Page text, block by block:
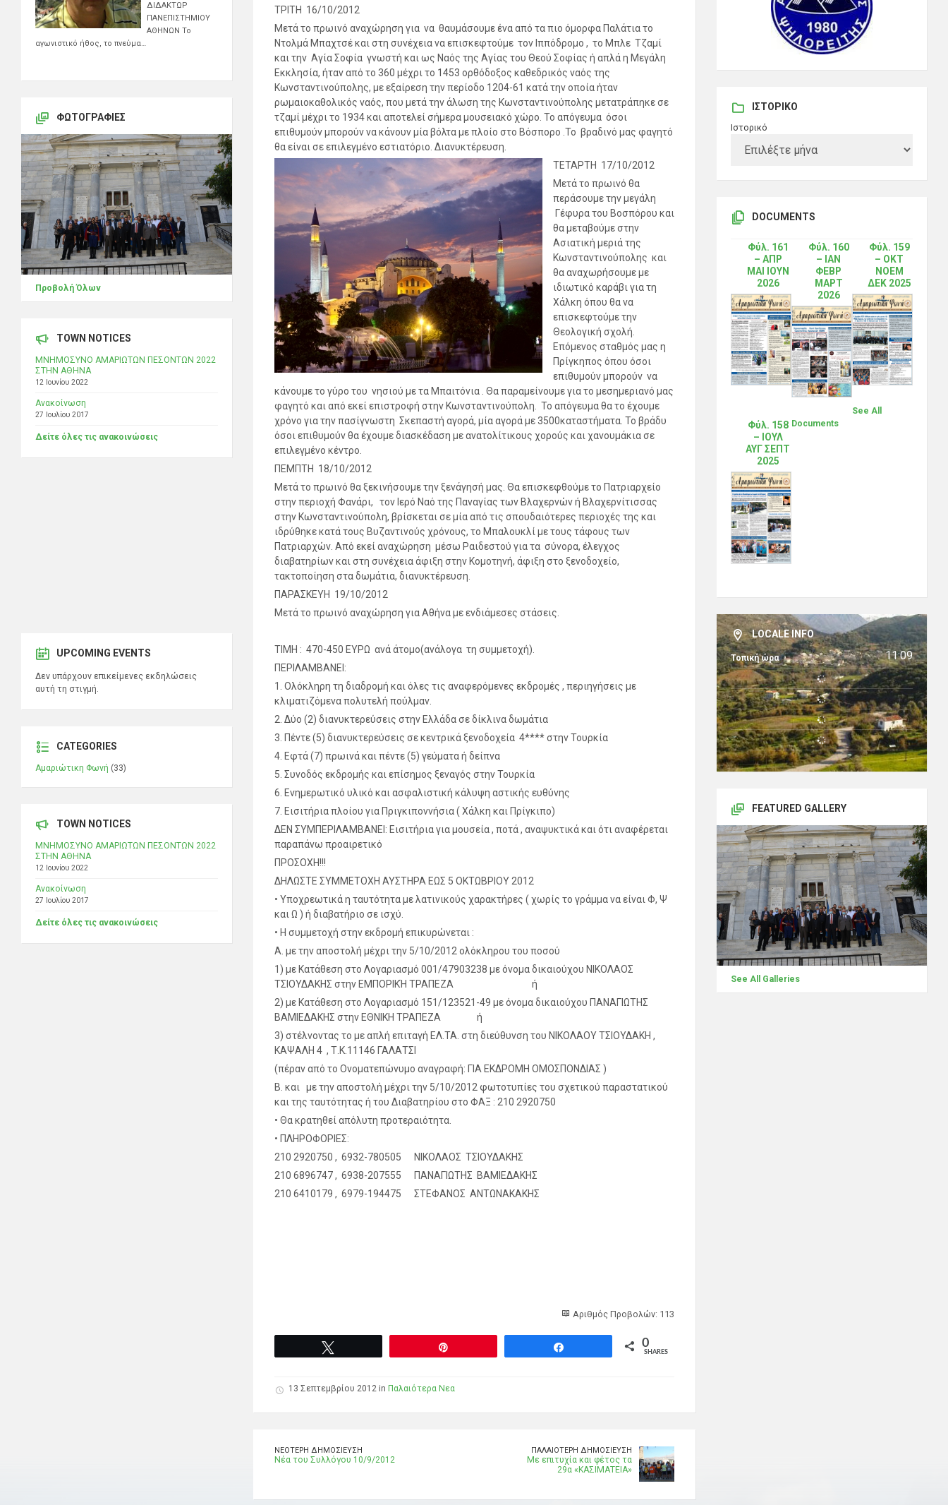
ΤΡΙΤΗ 16/10/2012
Μετά το πρωινό αναχώρηση για να θαυμάσουμε ένα από τα πιο όμορφα Παλάτια το
Ντολμά Μπαχτσέ και στη συνέχεια να επισκεφτούμε τον Ιππόδρομο , το Μπλε Τζαμί
και την Αγία Σοφία γνωστή και ως Ναός της Αγίας του Θεού Σοφίας ή απλά η Μεγάλη
Εκκλησία, ήταν από το 360 μέχρι το 1453 ορθόδοξος καθεδρικός ναός της
Κωνσταντινούπολης, με εξαίρεση την περίοδο 1204-61 κατά την οποία ήταν
ρωμαιοκαθολικός ναός, που μετά την άλωση της Κωνσταντινούπολης μετατράπηκε σε
τζαμί μέχρι το 1934 και αποτελεί σήμερα μουσειακό χώρο. Το απόγευμα όσοι
επιθυμούν μπορούν να κάνουν μία βόλτα με πλοίο στο Βόσπορο .Το βραδινό μας φαγητό
θα είναι σε επιλεγμένο εστιατόριο. Διανυκτέρευση.
ΤΕΤΑΡΤΗ 17/10/2012
Μετά το πρωινό θα
περάσουμε την μεγάλη
Γέφυρα του Βοσπόρου και
θα μεταβούμε στην
Ασιατική μεριά της
Κωνσταντινούπολης και
θα αναχωρήσουμε με
ιδιωτικό καράβι για τη
Χάλκη όπου θα να
επισκεφτούμε την
Θεολογική σχολή.
Επόμενος σταθμός μας η
Πρίγκηπος όπου όσοι
επιθυμούν μπορούν να
κάνουμε το γύρο του νησιού με τα Μπαιτόνια . Θα παραμείνουμε για το μεσημεριανό μας
φαγητό και από εκεί επιστροφή στην Κωνσταντινούπολη. Το απόγευμα θα το έχουμε
χρόνο για την πασίγνωστη Σκεπαστή αγορά, μία αγορά με 3500καταστήματα. Το βράδυ
όσοι επιθυμούν θα έχουμε διασκέδαση με ανατολίτικους χορούς και χανουμάκια σε
επιλεγμένο κέντρο.
ΠΕΜΠΤΗ 18/10/2012
Μετά το πρωινό θα ξεκινήσουμε την ξενάγησή μας. Θα επισκεφθούμε το Πατριαρχείο
στην περιοχή Φανάρι, τον Ιερό Ναό της Παναγίας των Βλαχερνών ή Βλαχερνίτισσας
στην Κωνσταντινούπολη, βρίσκεται σε μία από τις σπουδαιότερες περιοχές της και
ιδρύθηκε κατά τους Βυζαντινούς χρόνους, το Μπαλουκλί με τους τάφους των
Πατριαρχών. Από εκεί αναχώρηση μέσω Ραιδεστού για τα σύνορα, έλεγχος
διαβατηρίων και στη συνέχεια άφιξη στην Κομοτηνή, άφιξη στο ξενοδοχείο,
τακτοποίηση στα δωμάτια, διανυκτέρευση.
ΠΑΡΑΣΚΕΥΗ 19/10/2012
Μετά το πρωινό αναχώρηση για Αθήνα με ενδιάμεσες στάσεις.
ΤΙΜΗ : 470-450 ΕΥΡΩ ανά άτομο(ανάλογα τη συμμετοχή).
ΠΕΡΙΛΑΜΒΑΝΕΙ:
1. Ολόκληρη τη διαδρομή και όλες τις αναφερόμενες εκδρομές , περιηγήσεις με
κλιματιζόμενα πολυτελή πούλμαν.
2. Δύο (2) διανυκτερεύσεις στην Ελλάδα σε δίκλινα δωμάτια
3. Πέντε (5) διανυκτερεύσεις σε κεντρικά ξενοδοχεία 4**** στην Τουρκία
4. Εφτά (7) πρωινά και πέντε (5) γεύματα ή δείπνα
5. Συνοδός εκδρομής και επίσημος ξεναγός στην Τουρκία
6. Ενημερωτικό υλικό και ασφαλιστική κάλυψη αστικής ευθύνης
7. Εισιτήρια πλοίου για Πριγκιποννήσια ( Χάλκη και Πρίγκιπο)
ΔΕΝ ΣΥΜΠΕΡΙΛΑΜΒΑΝΕΙ: Εισιτήρια για μουσεία , ποτά , αναψυκτικά και ότι αναφέρεται
παραπάνω προαιρετικό
ΠΡΟΣΟΧΗ!!!
ΔΗΛΩΣΤΕ ΣΥΜΜΕΤΟΧΗ ΑΥΣΤΗΡΑ ΕΩΣ 5 ΟΚΤΩΒΡΙΟΥ 2012
• Υποχρεωτικά η ταυτότητα με λατινικούς χαρακτήρες ( χωρίς το γράμμα να είναι Φ, Ψ
και Ω ) ή διαβατήριο σε ισχύ.
• Η συμμετοχή στην εκδρομή επικυρώνεται :
A. με την αποστολή μέχρι την 5/10/2012 ολόκληρου του ποσού
1) με Κατάθεση στο Λογαριασμό 001/47903238 με όνομα δικαιούχου ΝΙΚΟΛΑΟΣ
ΤΣΙΟΥΔΑΚΗΣ στην ΕΜΠΟΡΙΚΉ ΤΡΑΠΕΖΑ ή
2) με Κατάθεση στο Λογαριασμό 151/123521-49 με όνομα δικαιούχου ΠΑΝΑΓΙΩΤΗΣ
ΒΑΜΙΕΔΑΚΗΣ στην ΕΘΝΙΚΗ ΤΡΑΠΕΖΑ ή
3) στέλνοντας το με απλή επιταγή ΕΛ.ΤΑ. στη διεύθυνση του ΝΙΚΟΛΑΟΥ ΤΣΙΟΥΔΑΚΗ ,
ΚΑΨΑΛΗ 4 , Τ.Κ.11146 ΓΑΛΑΤΣΙ
(πέραν από το Ονοματεπώνυμο αναγραφή: ΓΙΑ ΕΚΔΡΟΜΗ ΟΜΟΣΠΟΝΔΙΑΣ )
B. και με την αποστολή μέχρι την 5/10/2012 φωτοτυπίες του σχετικού παραστατικού
και της ταυτότητας ή του Διαβατηρίου στο ΦΑΞ : 210 2920750
• Θα κρατηθεί απόλυτη προτεραιότητα.
• ΠΛΗΡΟΦΟΡΙΕΣ:
210 2920750 , 6932-780505 ΝΙΚΟΛΑΟΣ ΤΣΙΟΥΔΑΚΗΣ
210 6896747 , 6938-207555 ΠΑΝΑΓΙΩΤΗΣ ΒΑΜΙΕΔΑΚΗΣ
210 6410179 , 6979-194475 ΣΤΕΦΑΝΟΣ ΑΝΤΩΝΑΚΑΚΗΣ
Αριθμός Προβολών: 113
0
SHARES
13 Σεπτεμβρίου 2012 in Παλαιότερα Νεα
ΝΕΌΤΕΡΗ ΔΗΜΟΣΊΕΥΣΗ
Νέα του Συλλόγου 10/9/2012
ΠΑΛΑΙΌΤΕΡΗ ΔΗΜΟΣΊΕΥΣΗ
Με επιτυχία και φέτος τα
29α «ΚΑΣΙΜΑΤΕΙΑ»
ΔΙΔΑΚΤΩΡ
ΠΑΝΕΠΙΣΤΗΜΙΟΥ
ΑΘΗΝΩΝ Το
αγωνιστικό ήθος, το πνεύμα…
ΦΩΤΟΓΡΑΦΊΕΣ
Προβολή Όλων
TOWN NOTICES
ΜΝΗΜΟΣΥΝΟ ΑΜΑΡΙΩΤΩΝ ΠΕΣΟΝΤΩΝ 2022
ΣΤΗΝ ΑΘΗΝΑ
12 Ιουνίου 2022
Ανακοίνωση
27 Ιουλίου 2017
Δείτε όλες τις ανακοινώσεις
UPCOMING EVENTS
Δεν υπάρχουν επικείμενες εκδηλώσεις
αυτή τη στιγμή.
CATEGORIES
Αμαριώτικη Φωνή (33)
TOWN NOTICES
ΜΝΗΜΟΣΥΝΟ ΑΜΑΡΙΩΤΩΝ ΠΕΣΟΝΤΩΝ 2022
ΣΤΗΝ ΑΘΗΝΑ
12 Ιουνίου 2022
Ανακοίνωση
27 Ιουλίου 2017
Δείτε όλες τις ανακοινώσεις
ΙΣΤΟΡΙΚΌ
Ιστορικό
DOCUMENTS
Φύλ. 161
– ΑΠΡ
ΜΑΙ ΙΟΥΝ
2026
Φύλ. 160
– ΙΑΝ
ΦΕΒΡ
ΜΑΡΤ
2026
Φύλ. 159
– ΟΚΤ
ΝΟΕΜ
ΔΕΚ 2025
Φύλ. 158
– ΙΟΥΛ
ΑΥΓ ΣΕΠΤ
2025
See All
Documents
LOCALE INFO
Τοπική ώρα 11:09
FEATURED GALLERY
See All Galleries